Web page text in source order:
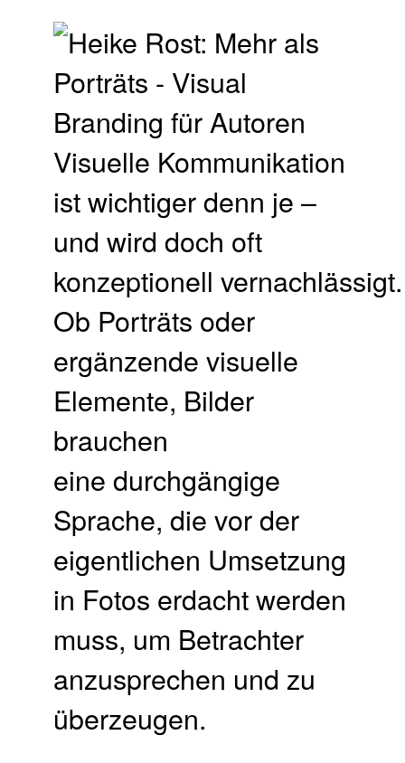
Visuelle Kommunikation
ist wichtiger denn je –
und wird doch oft
konzeptionell vernachlässigt.
Ob Porträts oder
ergänzende visuelle
Elemente, Bilder
brauchen
eine durchgängige
Sprache, die vor der
eigentlichen Umsetzung
in Fotos erdacht werden
muss, um Betrachter
anzusprechen und zu
überzeugen.